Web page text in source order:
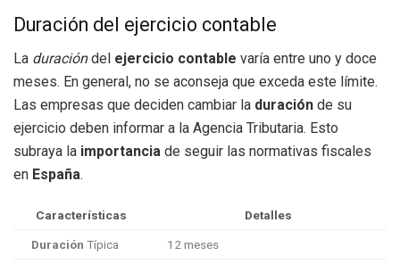
Duración del ejercicio contable
La duracióndel ejercicio contable varía entre uno y doce
meses. En general, no se aconseja que exceda este límite.
Las empresas que deciden cambiar la duración de su
ejercicio deben informar a la Agencia Tributaria. Esto
subraya la importancia de seguir las normativas fiscales
en España.
Características Detalles
Duración Típica 12 meses